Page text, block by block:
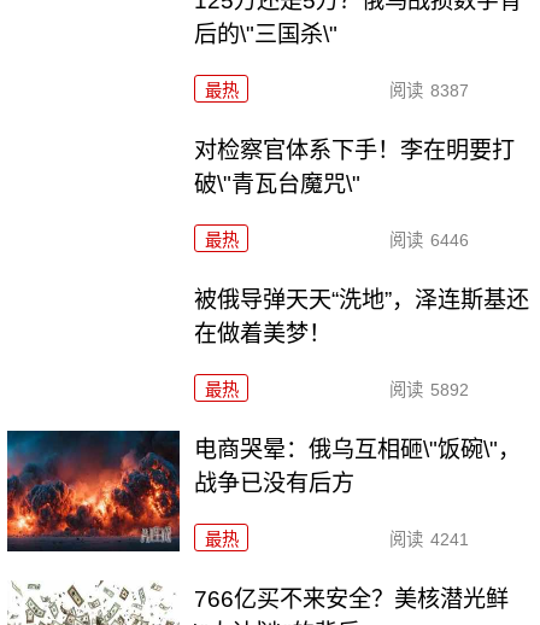
后的\"三国杀\"
最热 阅读 8387
对检察官体系下手！李在明要打
破\"青瓦台魔咒\"
最热 阅读 6446
被俄导弹天天“洗地”，泽连斯基还
在做着美梦！
最热 阅读 5892
电商哭晕：俄乌互相砸\"饭碗\"，
战争已没有后方
最热 阅读 4241
766亿买不来安全？美核潜光鲜